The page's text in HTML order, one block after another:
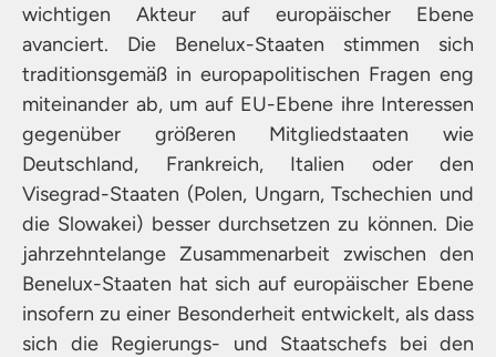
wichtigen Akteur auf europäischer Ebene
avanciert. Die Benelux-Staaten stimmen sich
traditionsgemäß in europapolitischen Fragen eng
miteinander ab, um auf EU-Ebene ihre Interessen
gegenüber größeren Mitgliedstaaten wie
Deutschland, Frankreich, Italien oder den
Visegrad-Staaten (Polen, Ungarn, Tschechien und
die Slowakei) besser durchsetzen zu können. Die
jahrzehntelange Zusammenarbeit zwischen den
Benelux-Staaten hat sich auf europäischer Ebene
insofern zu einer Besonderheit entwickelt, als dass
sich die Regierungs- und Staatschefs bei den